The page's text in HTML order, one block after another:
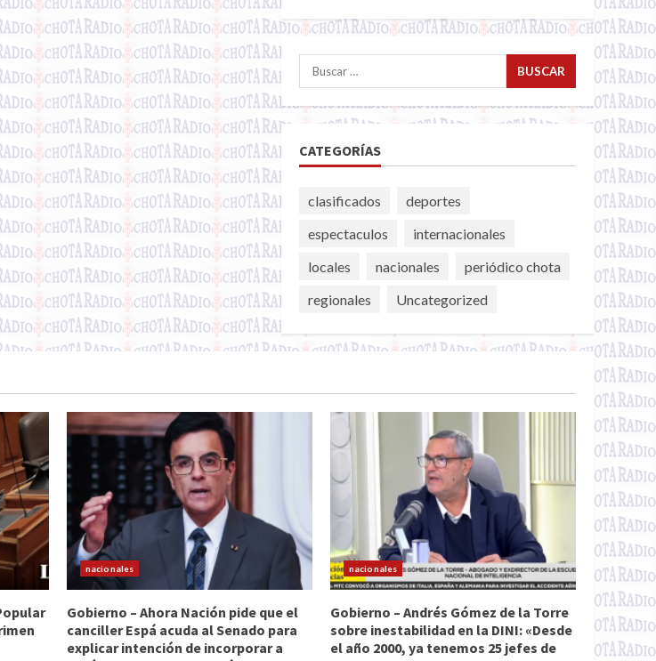
Buscar:
CATEGORÍAS
clasificados
deportes
espectaculos
internacionales
locales
nacionales
periódico chota
regionales
Uncategorized
nacionales
Gobierno – Ahora Nación pide que el
canciller Espá acuda al Senado para
explicar intención de incorporar a
nacionales
Gobierno – Andrés Gómez de la Torre
sobre inestabilidad en la DINI: «Desde
el año 2000, ya tenemos 25 jefes de